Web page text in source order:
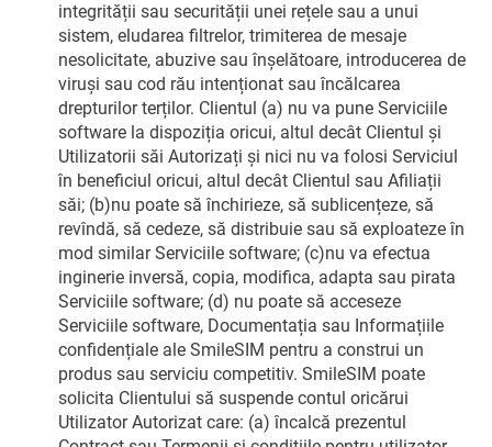
integrității sau securității unei rețele sau a unui
sistem, eludarea filtrelor, trimiterea de mesaje
nesolicitate, abuzive sau înșelătoare, introducerea de
viruși sau cod rău intenționat sau încălcarea
drepturilor terților. Clientul (a) nu va pune Serviciile
software la dispoziția oricui, altul decât Clientul și
Utilizatorii săi Autorizați și nici nu va folosi Serviciul
în beneficiul oricui, altul decât Clientul sau Afiliații
săi; (b)nu poate să închirieze, să sublicențeze, să
revîndă, să cedeze, să distribuie sau să exploateze în
mod similar Serviciile software; (c)nu va efectua
inginerie inversă, copia, modifica, adapta sau pirata
Serviciile software; (d) nu poate să acceseze
Serviciile software, Documentația sau Informațiile
confidențiale ale SmileSIM pentru a construi un
produs sau serviciu competitiv. SmileSIM poate
solicita Clientului să suspende contul oricărui
Utilizator Autorizat care: (a) încalcă prezentul